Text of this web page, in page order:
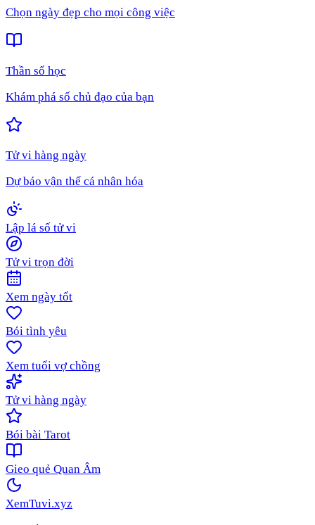
Chọn ngày đẹp cho mọi công việc
Thần số học
Khám phá số chủ đạo của bạn
Tử vi hàng ngày
Dự báo vận thế cá nhân hóa
Lập lá số tử vi
Tử vi trọn đời
Xem ngày tốt
Bói tình yêu
Xem tuổi vợ chồng
Tử vi hàng ngày
Bói bài Tarot
Gieo quẻ Quan Âm
XemTuvi.xyz